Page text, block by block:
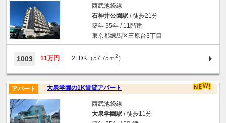
西武池袋線
石神井公園駅/ 徒歩21分
築年 35年 / 11階建
東京都練馬区三原台3丁目
1003 11万円 2LDK（57.75ｍ2 ）
大泉学園の1K賃貸アパート
アパート
西武池袋線
大泉学園駅/ 徒歩11分